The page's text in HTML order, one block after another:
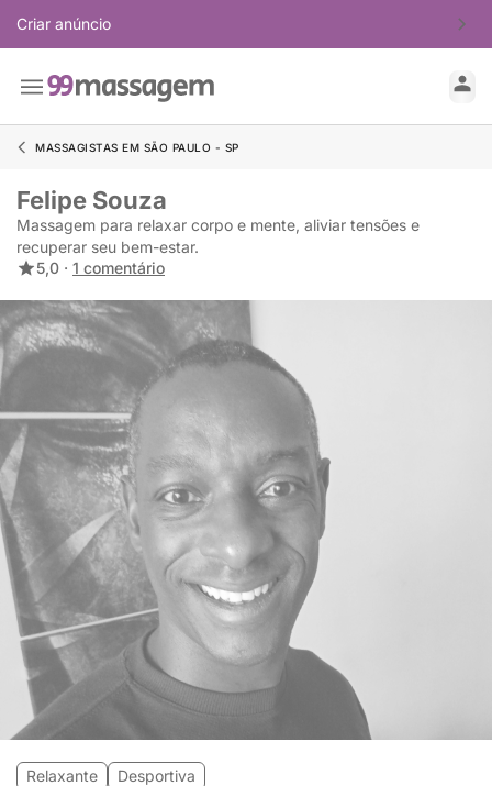
Criar anúncio
MASSAGISTAS EM SÃO PAULO - SP
Felipe Souza
Massagem para relaxar corpo e mente, aliviar tensões e
recuperar seu bem-estar.
5,0 · 1 comentário
Relaxante Desportiva